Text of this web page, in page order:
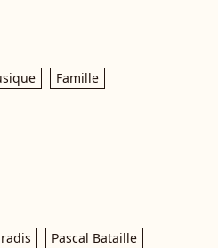
Famille
Pascal Bataille